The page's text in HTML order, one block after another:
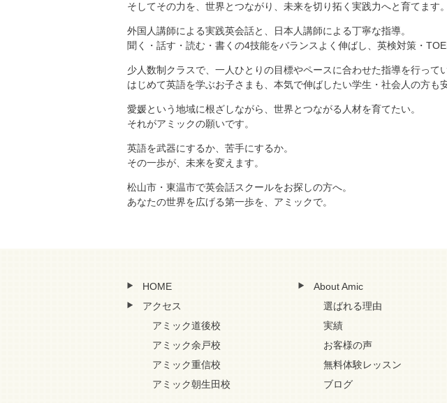
そしてその力を、世界とつながり、未来を切り拓く実践力へと育てます。
外国人講師による実践英会話と、日本人講師による丁寧な指導。
聞く・話す・読む・書くの4技能をバランスよく伸ばし、英検対策・
少人数制クラスで、一人ひとりの目標やペースに合わせた指導を行ってい
はじめて英語を学ぶお子さまも、本気で伸ばしたい学生・社会人の方も
愛媛という地域に根ざしながら、世界とつながる人材を育てたい。
それがアミックの願いです。
英語を武器にするか、苦手にするか。
その一歩が、未来を変えます。
松山市・東温市で英会話スクールをお探しの方へ。
あなたの世界を広げる第一歩を、アミックで。
HOME
アクセス
アミック道後校
アミック余戸校
アミック重信校
アミック朝生田校
About Amic
選ばれる理由
実績
お客様の声
無料体験レッスン
ブログ